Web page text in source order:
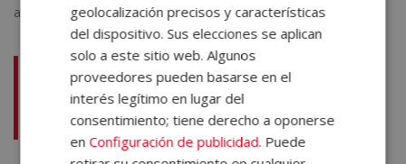
auxiliar administrativo de ELBS?
No te pierdas:Habilidades de un auxiliar
administrativo, ¿qué poner en un
currículum?
geolocalización precisos y características
del dispositivo. Sus elecciones se aplican
solo a este sitio web. Algunos
proveedores pueden basarse en el
interés legítimo en lugar del
consentimiento; tiene derecho a oponerse
enConfiguración de publicidad. Puede